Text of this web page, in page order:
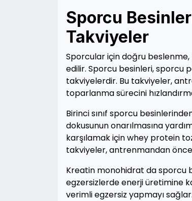
Sporcu
Takviyeler
Sporcular için doğru
edilir. Sporcu besinleri, sporcu
takviyelerdir. Bu takviyeler,
toparlanma sürecini
Birinci sınıf sporcu
dokusunun onarılmasına
karşılamak için whey protein
takviyeler, antrenmandan
Kreatin monohidrat da sporcu
egzersizlerde enerji üretimine
verimli egzersiz yapmayı